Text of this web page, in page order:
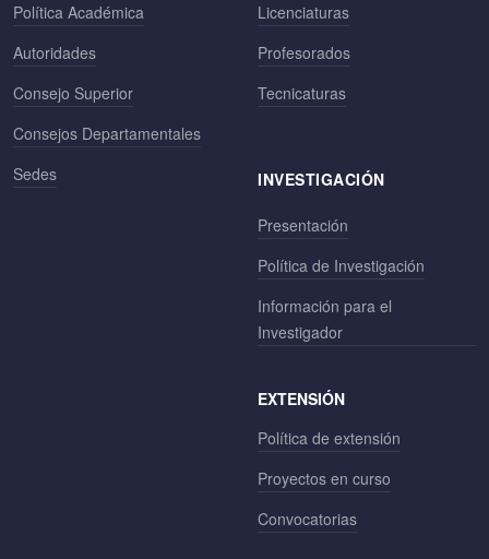
Política Académica
Autoridades
Consejo Superior
Consejos Departamentales
Sedes
Licenciaturas
Profesorados
Tecnicaturas
INVESTIGACIÓN
Presentación
Política de Investigación
Información para el
Investigador
EXTENSIÓN
Política de extensión
Proyectos en curso
Convocatorias